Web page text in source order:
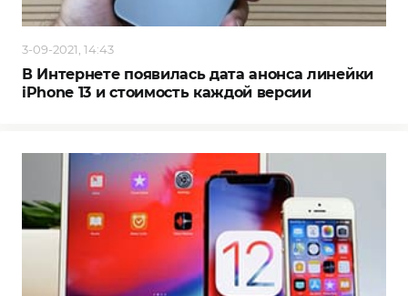
3-09-2021, 14:43
В Интернете появилась дата анонса линейки
iPhone 13 и стоимость каждой версии